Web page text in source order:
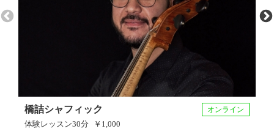
橋詰シャフィック オンライン
体験レッスン30分
￥1,000